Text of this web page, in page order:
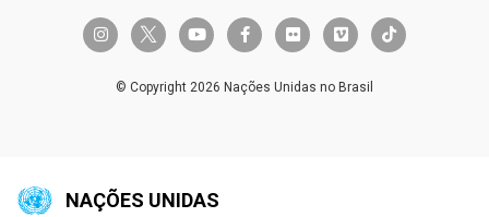
instagramtwitter-x youtube facebook-fflickr vimeo tiktok
© Copyright 2026 Nações Unidas no Brasil
NAÇÕES UNIDAS